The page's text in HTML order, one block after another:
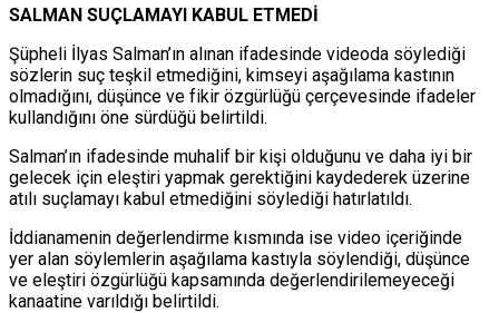
SALMAN SUÇLAMAYI KABUL ETMEDİ
Şüpheli İlyas Salman’ın alınan ifadesinde videoda söylediği
sözlerin suç teşkil etmediğini, kimseyi aşağılama kastının
olmadığını, düşünce ve fikir özgürlüğü çerçevesinde ifadeler
kullandığını öne sürdüğü belirtildi.
Salman’ın ifadesinde muhalif bir kişi olduğunu ve daha iyi bir
gelecek için eleştiri yapmak gerektiğini kaydederek üzerine
atılı suçlamayı kabul etmediğini söylediği hatırlatıldı.
İddianamenin değerlendirme kısmında ise video içeriğinde
yer alan söylemlerin aşağılama kastıyla söylendiği, düşünce
ve eleştiri özgürlüğü kapsamında değerlendirilemeyeceği
kanaatine varıldığı belirtildi.